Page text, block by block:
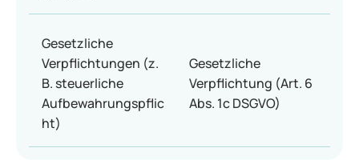
Gesetzliche
Verpflichtungen (z.
B. steuerliche
Aufbewahrungspflic
ht)
Gesetzliche
Verpflichtung (Art. 6
Abs. 1c DSGVO)